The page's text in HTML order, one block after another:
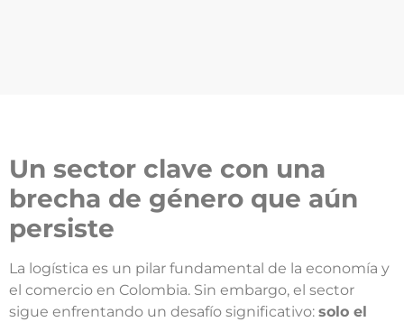
Un sector clave con una
brecha de género que aún
persiste
La logística es un pilar fundamental de la economía y
el comercio en Colombia. Sin embargo, el sector
sigue enfrentando un desafío significativo: solo el